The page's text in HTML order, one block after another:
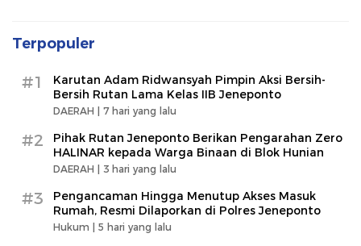
Terpopuler
#1
Karutan Adam Ridwansyah Pimpin Aksi Bersih-
Bersih Rutan Lama Kelas IIB Jeneponto
DAERAH | 7 hari yang lalu
#2
Pihak Rutan Jeneponto Berikan Pengarahan Zero
HALINAR kepada Warga Binaan di Blok Hunian
DAERAH | 3 hari yang lalu
#3
Pengancaman Hingga Menutup Akses Masuk
Rumah, Resmi Dilaporkan di Polres Jeneponto
Hukum | 5 hari yang lalu